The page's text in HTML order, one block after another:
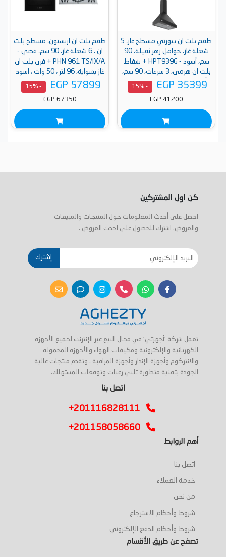
طقم بلت ان بيورتي مسطح غاز، 5
شعلة غاز، حوامل زهر ثقيلة، 90
سم، أسود - HPT939G + شفاط
بلت ان هرمى، 3 سرعات، 90 سم،
أسود - PANSY BL - 90 + فرن
بيورتي بلت ان بشواية، 60 سم،
EGP 35399
- 15%
EGP 41200
طقم بلت ان اريستون، مسطح بلت
ان ، 6 شعلة غاز، 90 سم، فضي -
PHN 961 TS/IX/A + فرن بلت ان
غاز بشواية، 96 لتر ، 50 وات ، اسود
- AROG 9R2F3NG BNA
EGP 57899
- 15%
EGP 67350
كن اول المشتركين
احصل على أحدث المعلومات حول المنتجات والمبيعات
والعروض. اشترك للحصول على احدث العروض .
إشترك
تعمل شركة 'أجهزتي' في مجال البيع عبر الإنترنت لجميع الأجهزة
الكهربائية والإلكترونية ومكيفات الهواء والأجهزة المحمولة
والانتركوم وأجهزة الإنذار وأجهزة المراقبة ، وتقدم منتجات عالية
الجودة بتقنية متطورة تلبي رغبات وتوقعات المستهلك.
اتصل بنا
+201116828111
+201158058660
أهم الروابط
اتصل بنا
خدمة العملاء
من نحن
شروط وأحكام الاسترجاع
شروط وأحكام الدفع الإلكتروني
تصفح عن طريق الأقسام